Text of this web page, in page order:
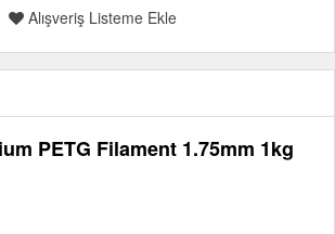
Alışveriş Listeme Ekle
PETG Filament 1.75mm 1kg